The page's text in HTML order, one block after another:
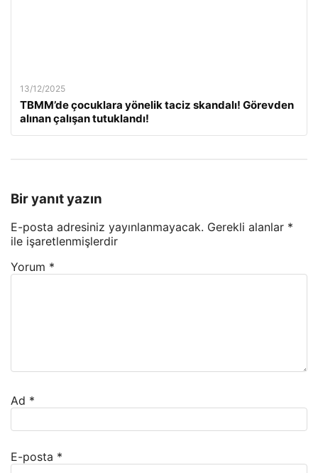
13/12/2025
TBMM’de çocuklara yönelik taciz skandalı! Görevden
alınan çalışan tutuklandı!
Bir yanıt yazın
E-posta adresiniz yayınlanmayacak. Gerekli alanlar *
ile işaretlenmişlerdir
Yorum *
Ad *
E-posta *